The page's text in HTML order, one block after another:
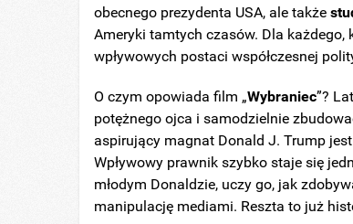
obecnego prezydenta USA, ale także
Ameryki tamtych czasów. Dla każdego,
wpływowych postaci współczesnej
O czym opowiada film „Wybraniec”?
potężnego ojca i samodzielnie
aspirujący magnat Donald J. Trump
Wpływowy prawnik szybko staje się
młodym Donaldzie, uczy go, jak
manipulację mediami. Reszta to już